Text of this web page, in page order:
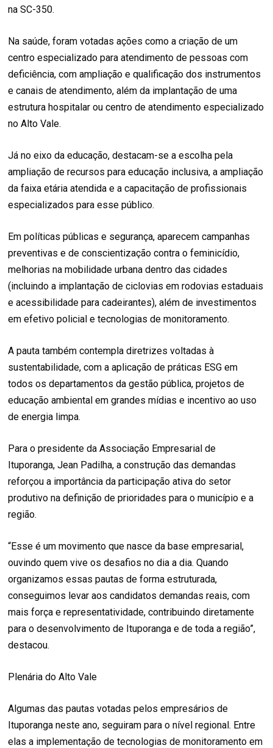
na SC-350.
Na saúde, foram votadas ações como a criação de um
centro especializado para atendimento de pessoas com
deficiência, com ampliação e qualificação dos instrumentos
e canais de atendimento, além da implantação de uma
estrutura hospitalar ou centro de atendimento especializado
no Alto Vale.
Já no eixo da educação, destacam-se a escolha pela
ampliação de recursos para educação inclusiva, a ampliação
da faixa etária atendida e a capacitação de profissionais
especializados para esse público.
Em políticas públicas e segurança, aparecem campanhas
preventivas e de conscientização contra o feminicídio,
melhorias na mobilidade urbana dentro das cidades
(incluindo a implantação de ciclovias em rodovias estaduais
e acessibilidade para cadeirantes), além de investimentos
em efetivo policial e tecnologias de monitoramento.
A pauta também contempla diretrizes voltadas à
sustentabilidade, com a aplicação de práticas ESG em
todos os departamentos da gestão pública, projetos de
educação ambiental em grandes mídias e incentivo ao uso
de energia limpa.
Para o presidente da Associação Empresarial de
Ituporanga, Jean Padilha, a construção das demandas
reforçou a importância da participação ativa do setor
produtivo na definição de prioridades para o município e a
região.
“Esse é um movimento que nasce da base empresarial,
ouvindo quem vive os desafios no dia a dia. Quando
organizamos essas pautas de forma estruturada,
conseguimos levar aos candidatos demandas reais, com
mais força e representatividade, contribuindo diretamente
para o desenvolvimento de Ituporanga e de toda a região”,
destacou.
Plenária do Alto Vale
Algumas das pautas votadas pelos empresários de
Ituporanga neste ano, seguiram para o nível regional. Entre
elas a implementação de tecnologias de monitoramento em